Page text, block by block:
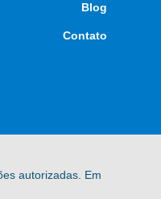
Blog
Contato
autorizadas. Em